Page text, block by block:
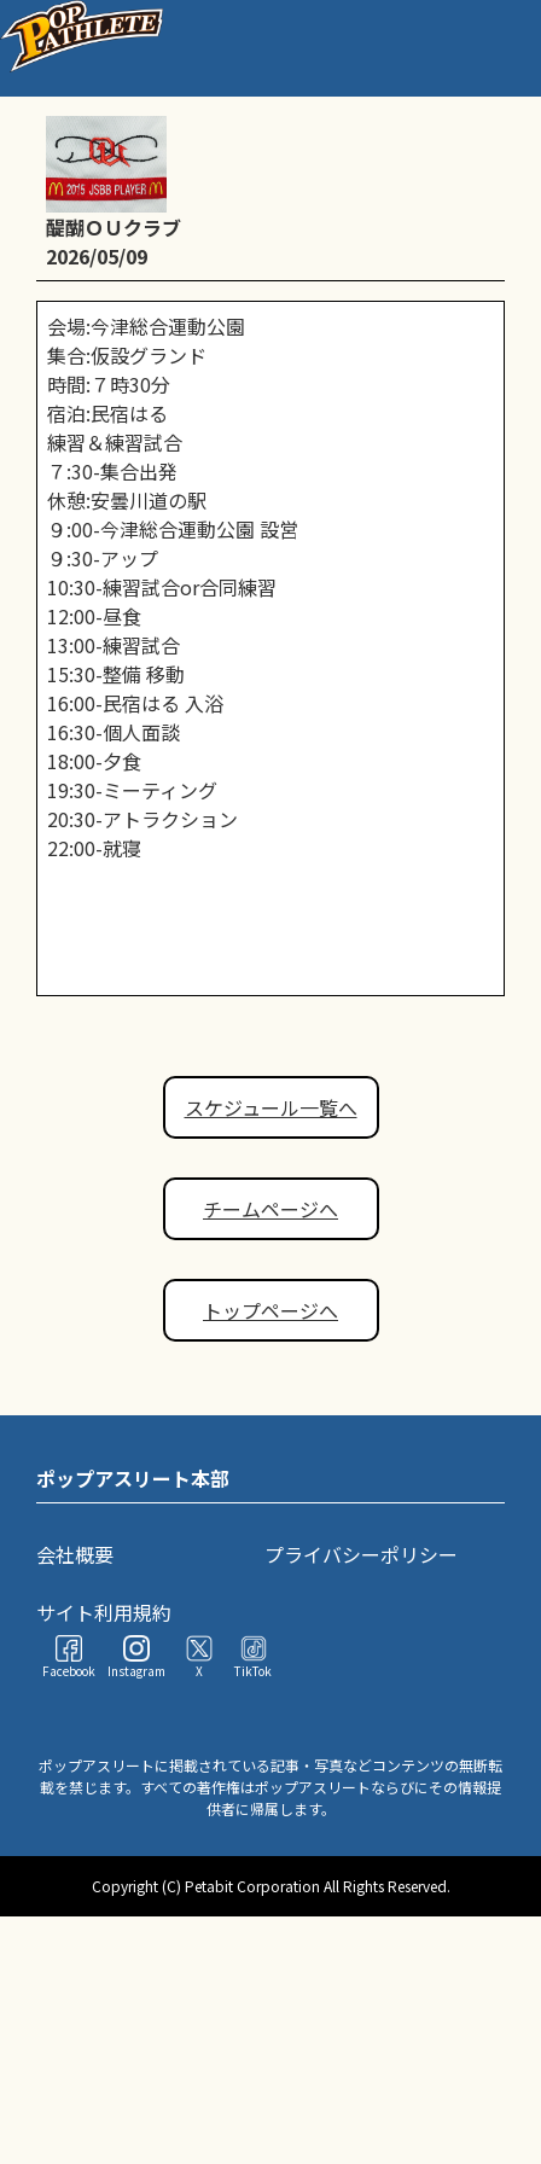
合宿
醍醐ＯＵクラブ
2026/05/09
会場:今津総合運動公園
集合:仮設グランド
時間:７時30分
宿泊:民宿はる
練習＆練習試合
７:30-集合出発
休憩:安曇川道の駅
９:00-今津総合運動公園 設営
９:30-アップ
10:30-練習試合or合同練習
12:00-昼食
13:00-練習試合
15:30-整備 移動
16:00-民宿はる 入浴
16:30-個人面談
18:00-夕食
19:30-ミーティング
20:30-アトラクション
22:00-就寝
スケジュール一覧へ
チームページへ
トップページへ
ポップアスリート本部
会社概要
プライバシーポリシー
サイト利用規約
Facebook Instagram X TikTok
ポップアスリートに掲載されている記事・写真などコンテンツの無断転
載を禁じます。すべての著作権はポップアスリートならびにその情報提
供者に帰属します。
Copyright (C) Petabit Corporation All Rights Reserved.